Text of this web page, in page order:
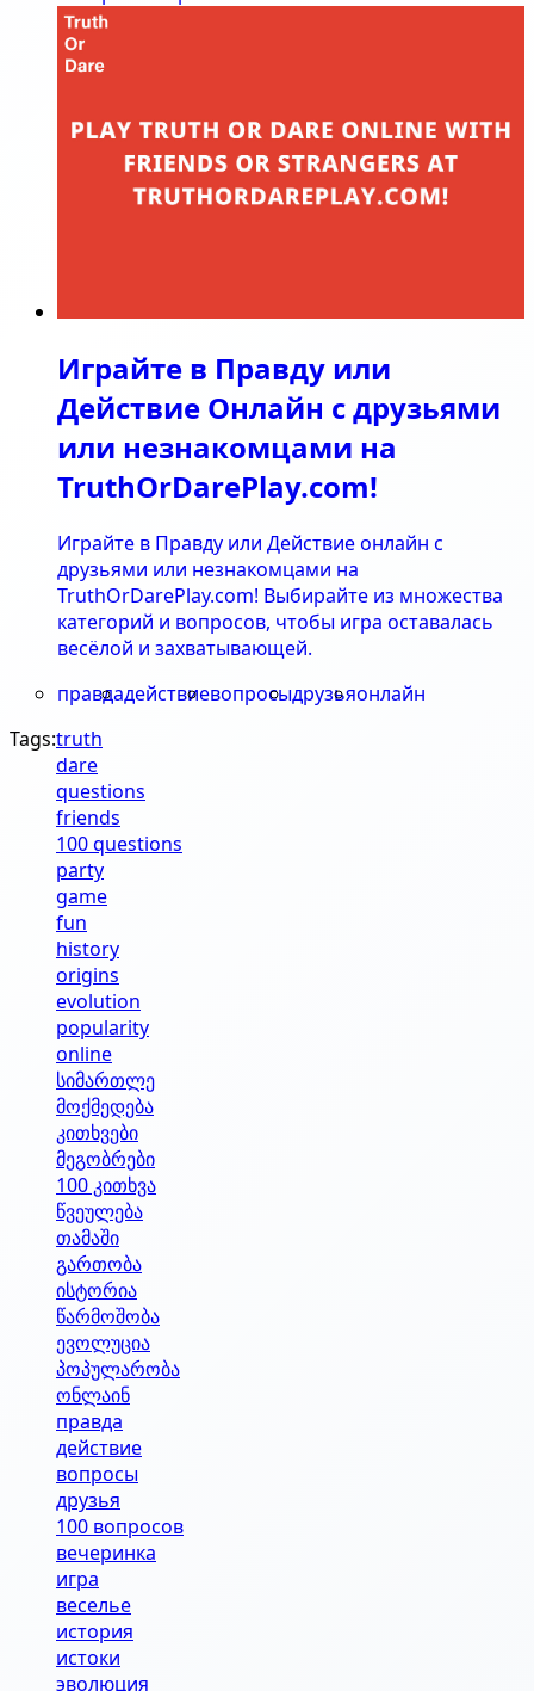
Играйте в Правду или
Действие Онлайн с друзьями
или незнакомцами на
TruthOrDarePlay.com!
Играйте в Правду или Действие онлайн с
друзьями или незнакомцами на
TruthOrDarePlay.com! Выбирайте из множества
категорий и вопросов, чтобы игра оставалась
весёлой и захватывающей.
правдадействиевопросыдрузьяонлайн
Tags:truth
dare
questions
friends
100 questions
party
game
fun
history
origins
evolution
popularity
online
სიმართლე
მოქმედება
კითხვები
მეგობრები
100 კითხვა
წვეულება
თამაში
გართობა
ისტორია
წარმოშობა
ევოლუცია
პოპულარობა
ონლაინ
правда
действие
вопросы
друзья
100 вопросов
вечеринка
игра
веселье
история
истоки
эволюция